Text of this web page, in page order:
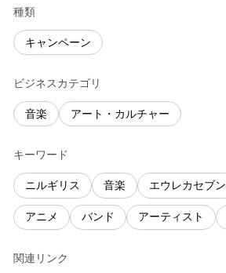
種類
キャンペーン
ビジネスカテゴリ
音楽 アート・カルチャー
キーワード
ニルギリス 音楽 エウレカセブン
アニメ バンド アーティスト
関連リンク